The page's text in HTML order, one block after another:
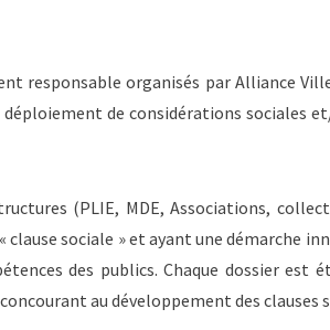
responsable organisés par Alliance
de considérations sociales
(PLIE, MDE, Associations,
sociale » et ayant une démarche
des publics. Chaque dossier est
au développement des clauses